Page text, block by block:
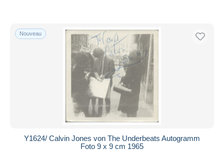
Nouveau
Y1624/ Calvin Jones von The Underbeats Autogramm
Foto 9 x 9 cm 1965